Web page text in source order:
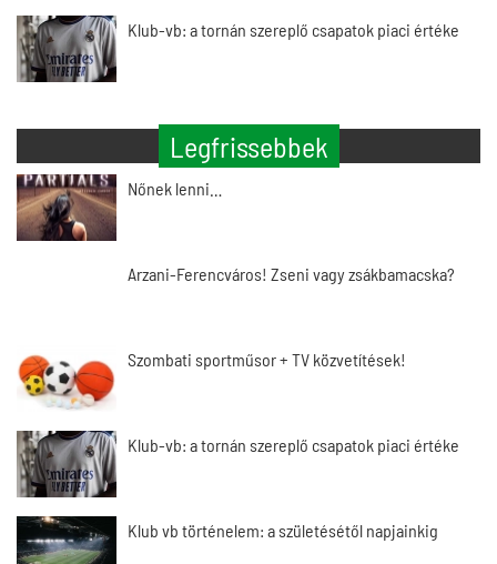
Klub-vb: a tornán szereplő csapatok piaci értéke
Legfrissebbek
Nőnek lenni…
Arzani-Ferencváros! Zseni vagy zsákbamacska?
Szombati sportműsor + TV közvetítések!
Klub-vb: a tornán szereplő csapatok piaci értéke
Klub vb történelem: a születésétől napjainkig